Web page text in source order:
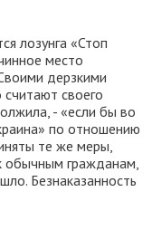
лозунга «Стоп
место
дерзкими
считают своего
- «если бы во
по отношению
те же меры,
обычным гражданам,
Безнаказанность